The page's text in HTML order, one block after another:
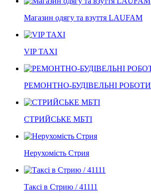
Магазин одягу та взуття LAUFAM
VIP TAXI
РЕМОНТНО-БУДІВЕЛЬНІ РОБОТИ
СТРИЙСЬКЕ МБТІ
Нерухомість Стрия
Таксі в Стрию / 41111